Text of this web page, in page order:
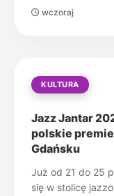
wczoraj
KULTURA
Jazz Jantar
polskie
Gdańsku
Już od 21 do 25
się w stolicę